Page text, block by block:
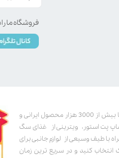
پت استور به عنوان یکی از قدیمی‌ترین پت شاپ های اینترنتی با بیش از 3000 هزار محصول ایرانی و
پت استور، ویترینی از غذای سگ
با طیف وسیعی از لوازم جانبی برای
انتخاب کنید و در سریع ترین زمان
فروشگاه ما